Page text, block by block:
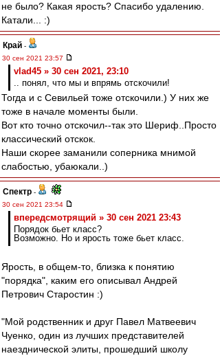
не было? Какая ярость? Спасибо удалению.
Катали... :)
Край -
30 сен 2021 23:57
vlad45 » 30 сен 2021, 23:10
.. понял, что мы и впрямь отскочили!
Тогда и с Севильей тоже отскочили.) У них же
тоже в начале моменты были.
Вот кто точно отскочил--так это Шериф..Просто
классический отскок.
Наши скорее заманили соперника мнимой
слабостью, убаюкали..)
Спектр -
30 сен 2021 23:54
впередсмотрящий » 30 сен 2021 23:43
Порядок бьет класс?
Возможно. Но и ярость тоже бьет класс.
Ярость, в общем-то, близка к понятию
"порядка", каким его описывал Андрей
Петрович Старостин :)
"Мой родственник и друг Павел Матвеевич
Чуенко, один из лучших представителей
наезднической элиты, прошедший школу